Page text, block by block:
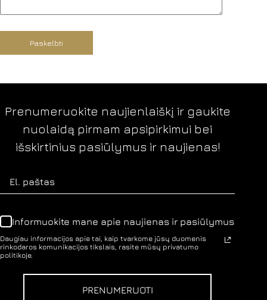
Paskelbti
Prenumeruokite naujienlaiškį ir gaukite
nuolaidą pirmam apsipirkimui bei
išskirtinius pasiūlymus ir naujienas!
Informuokite mane apie naujienas ir pasiūlymus
Daugiau informacijos apie tai, kaip tvarkome jūsų duomenis
rinkodaros komunikacijos tikslais, rasite mūsų privatumo
politikoje.
PRENUMERUOTI